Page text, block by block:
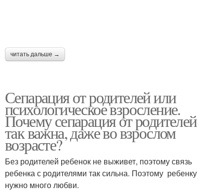
читать дальше →
Сепарация от родителей или
психологическое взросление.
Почему сепарация от родителей
так важна, даже во взрослом
возрасте?
Без родителей ребенок не выживет, поэтому связь
ребенка с родителями так сильна. Поэтому ребенку
нужно много любви.